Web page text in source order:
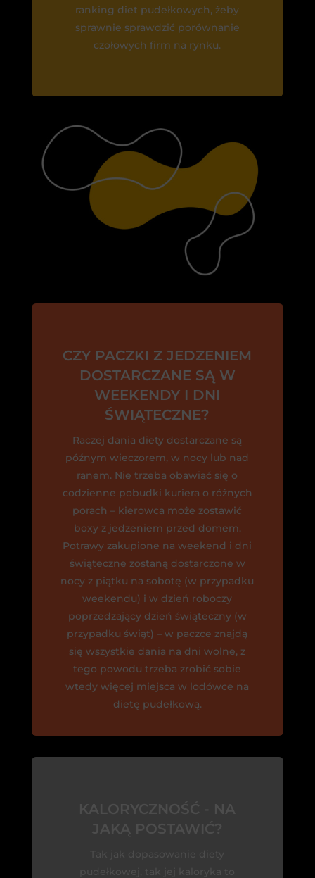
ranking diet pudełkowych, żeby
sprawnie sprawdzić porównanie
czołowych firm na rynku.
CZY PACZKI Z JEDZENIEM
DOSTARCZANE SĄ W
WEEKENDY I DNI
ŚWIĄTECZNE?
Raczej dania diety dostarczane są
późnym wieczorem, w nocy lub nad
ranem. Nie trzeba obawiać się o
codzienne pobudki kuriera o różnych
porach – kierowca może zostawić
boxy z jedzeniem przed domem.
Potrawy zakupione na weekend i dni
świąteczne zostaną dostarczone w
nocy z piątku na sobotę (w przypadku
weekendu) i w dzień roboczy
poprzedzający dzień świąteczny (w
przypadku świąt) – w paczce znajdą
się wszystkie dania na dni wolne, z
tego powodu trzeba zrobić sobie
wtedy więcej miejsca w lodówce na
dietę pudełkową.